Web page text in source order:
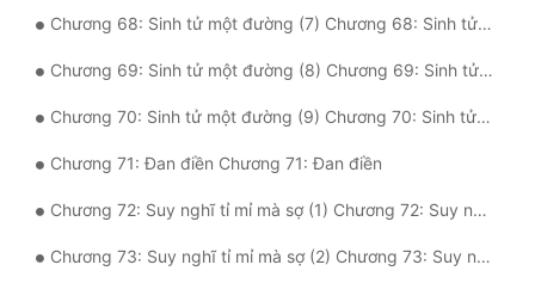
Chương 68: Sinh tử một đường (7) Chương 68: Sinh tử một đường (7)
Chương 69: Sinh tử một đường (8) Chương 69: Sinh tử một đường (8)
Chương 70: Sinh tử một đường (9) Chương 70: Sinh tử một đường (9)
Chương 71: Đan điền Chương 71: Đan điền
Chương 72: Suy nghĩ tỉ mỉ mà sợ (1) Chương 72: Suy nghĩ tỉ mỉ mà sợ (1)
Chương 73: Suy nghĩ tỉ mỉ mà sợ (2) Chương 73: Suy nghĩ tỉ mỉ mà sợ (2)